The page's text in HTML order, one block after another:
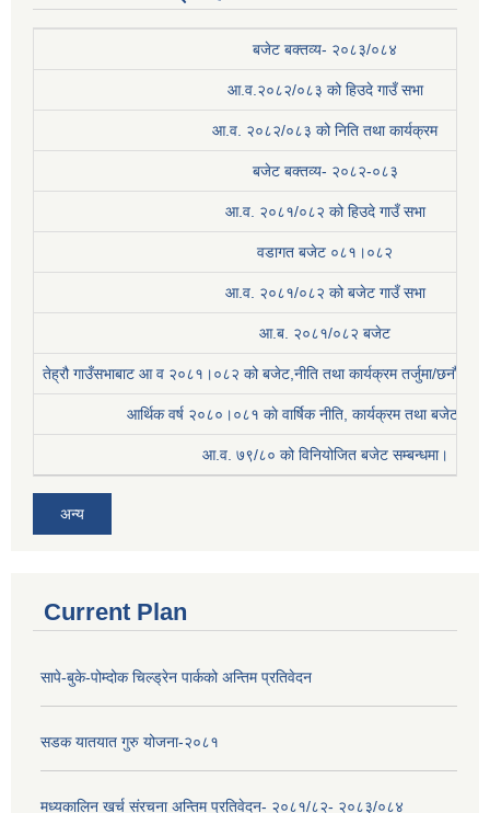
बजेट बक्तव्य- २०८३/०८४
आ.व.२०८२/०८३ को हिउदे गाउँ सभा
आ.व. २०८२/०८३ को निति तथा कार्यक्रम
बजेट बक्तव्य- २०८२-०८३
आ.व. २०८१/०८२ को हिउदे गाउँ सभा
वडागत बजेट ०८१।०८२
आ.व. २०८१/०८२ को बजेट गाउँ सभा
आ.ब. २०८१/०८२ बजेट
तेह्रौ गाउँसभाबाट आ व २०८१।०८२ को बजेट,नीति तथा कार्यक्रम तर्जुमा/छनौट
आर्थिक वर्ष २०८०।०८१ काे वार्षिक नीति, कार्यक्रम तथा बजेट
आ.व. ७९/८० को विनियोजित बजेट सम्बन्धमा।
अन्य
Current Plan
सापे-बुके-पोम्दोक चिल्ड्रेन पार्कको अन्तिम प्रतिवेदन
सडक यातयात गुरु योजना-२०८१
मध्यकालिन खर्च संरचना अन्तिम प्रतिवेदन- २०८१/८२- २०८३/०८४